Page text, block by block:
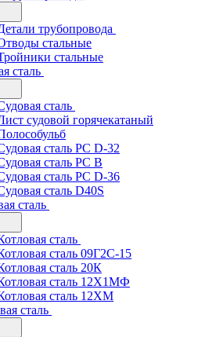
трубопровода
стальные
стальные
сталь
сталь
судовой горячекатаный
сталь РС D-32
сталь РС В
сталь РС D-36
сталь D40S
сталь
сталь
сталь 09Г2С-15
сталь 20К
сталь 12Х1МФ
сталь 12ХМ
сталь